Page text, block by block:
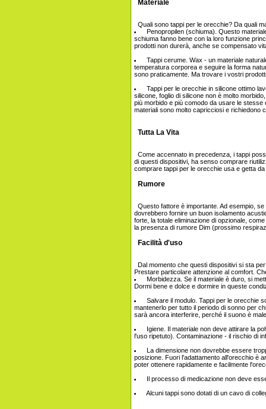
Materiale
Quali sono tappi per le orecchie? Da quali
Penopropilen (schiuma). Questo
schiuma fanno bene con la loro funzione
prodotti non durerà, anche se compensato
Tappi cerume. Wax - un materiale
temperatura corporea e seguire la forma
sono praticamente. Ma trovare i vostri
Tappi per le orecchie in silicone ottimo
silicone, foglio di silicone non è molto
più morbido e più comodo da usare le
materiali sono molto capricciosi e richiedono
Tutta La Vita
Come accennato in precedenza, i tappi
di questi dispositivi, ha senso comprare
comprare tappi per le orecchie usa e getta
Rumore
Questo fattore è importante. Ad esempio,
dovrebbero fornire un buon isolamento
forte, la totale eliminazione di opzionale,
la presenza di rumore Dim (prossimo
Facilità d'uso
Dal momento che questi dispositivi si sta
Prestare particolare attenzione al comfort.
Morbidezza. Se il materiale è duro, si
Dormi bene e dolce e dormire in queste
Salvare il modulo. Tappi per le orecchie
mantenerlo per tutto il periodo di sonno per
sarà ancora interferire, perché il suono è
Igiene. Il materiale non deve attirare la
l'uso ripetuto). Contaminazione - il rischio di
La dimensione non dovrebbe essere
posizione. Fuori l'adattamento all'orecchio è
poter ottenere rapidamente e facilmente
Il processo di medicazione non deve
Alcuni tappi sono dotati di un cavo di